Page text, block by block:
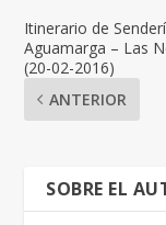
Itinerario de
Aguamarga – Las
(20-02-2016)
ANTERIOR
SOBRE EL